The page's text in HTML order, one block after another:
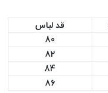
قد لباس
80
82
84
86